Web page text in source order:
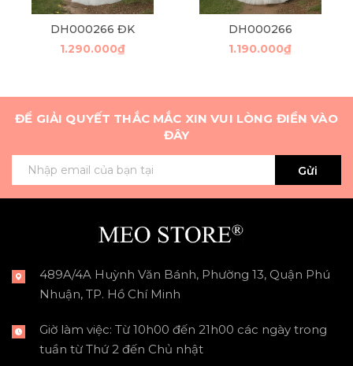
DH000266 ĐK
1.290.000₫
DH000266
1.190.000₫
ĐỂ GIẢI QUYẾT THẮC MẮC XIN VUI LÒNG ĐIỀN VÀO
ĐÂY
Gửi
489A/4A Huỳnh Văn Bánh, Phường 13, Quận Phú
Nhuận, TP. Hồ Chí Minh
Giờ làm việc: Từ 10h00 đến 21h00 các ngày trong
tuần từ Thứ 2 đến Chủ nhật